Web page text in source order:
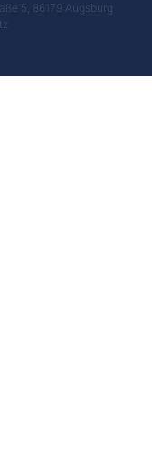
5, 86179 Augsburg